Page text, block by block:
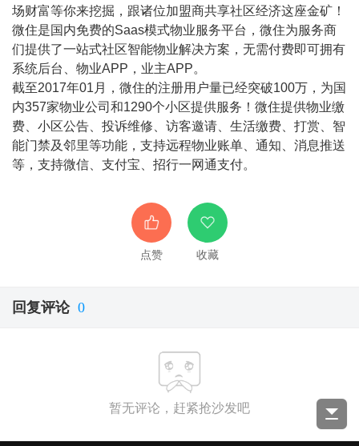
场财富等你来挖掘，跟诸位加盟商共享社区经济这座金矿！
微住是国内免费的Saas模式物业服务平台，微住为服务商
们提供了一站式社区智能物业解决方案，无需付费即可拥有
系统后台、物业APP，业主APP。
截至2017年01月，微住的注册用户量已经突破100万，为国
内357家物业公司和1290个小区提供服务！微住提供物业缴
费、小区公告、投诉维修、访客邀请、生活缴费、打赏、智
能门禁及邻里等功能，支持远程物业账单、通知、消息推送
等，支持微信、支付宝、招行一网通支付。
点赞 收藏
回复评论 0
暂无评论，赶紧抢沙发吧